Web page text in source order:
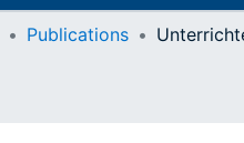
Publications